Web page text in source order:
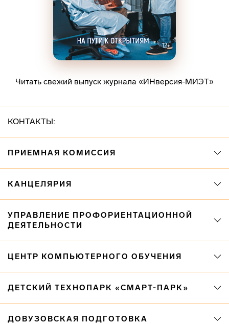
Читать свежий выпуск журнала «ИНверсия-МИЭТ»
КОНТАКТЫ:
ПРИЕМНАЯ КОМИССИЯ
КАНЦЕЛЯРИЯ
УПРАВЛЕНИЕ ПРОФОРИЕНТАЦИОННОЙ
ДЕЯТЕЛЬНОСТИ
ЦЕНТР КОМПЬЮТЕРНОГО ОБУЧЕНИЯ
ДЕТСКИЙ ТЕХНОПАРК «СМАРТ-ПАРК»
ДОВУЗОВСКАЯ ПОДГОТОВКА